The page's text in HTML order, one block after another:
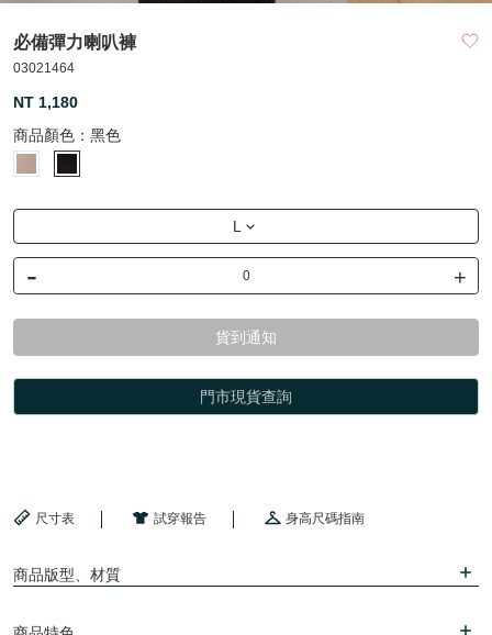
必備彈力喇叭褲
03021464
NT 1,180
商品顏色： 黑色
L
- +
貨到通知
門市現貨查詢
尺寸表 試穿報告 身高尺碼指南
商品版型、材質